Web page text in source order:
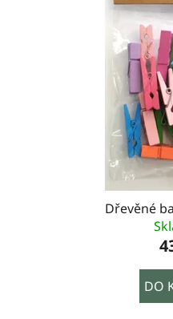
Dřevěné
DO